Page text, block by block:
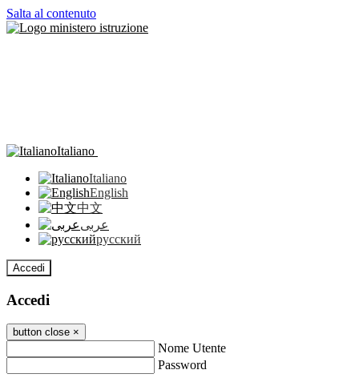
Salta al contenuto
Italiano
Italiano
English
中文
عربى
русский
Accedi
Accedi
button close ×
Nome Utente
Password